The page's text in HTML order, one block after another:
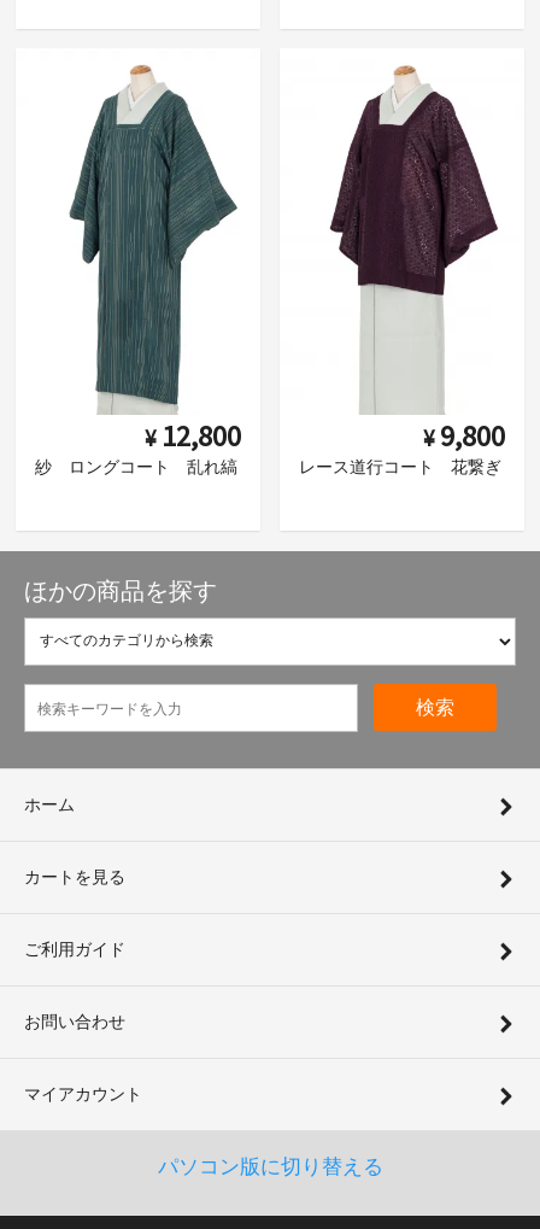
¥ 12,800
紗 ロングコート 乱れ縞
¥ 9,800
レース道行コート 花繋ぎ
ほかの商品を探す
検索
ホーム
カートを見る
ご利用ガイド
お問い合わせ
マイアカウント
パソコン版に切り替える